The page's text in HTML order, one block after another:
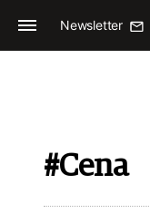
Newsletter
#Cena